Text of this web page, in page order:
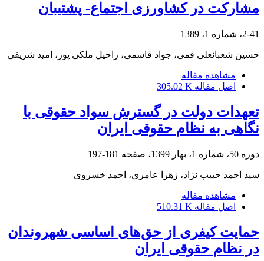
مشارکت در کشاورزی اجتماع- پشتیبان
2-41، شماره 1، 1389
حسین شعبانعلی فمی، جواد قاسمی، راحیل ملکی پور، امید شریفی
مشاهده مقاله
اصل مقاله 305.02 K
تعهدات دولت در گسترش سواد حقوقی با
نگاهی به نظام حقوقی ایران
دوره 50، شماره 1، بهار 1399، صفحه 181-197
سید احمد حبیب نژاد، زهرا عامری، احمد خسروی
مشاهده مقاله
اصل مقاله 510.31 K
حمایت کیفری از حق‌های اساسی شهروندان
در نظام حقوقی ایران